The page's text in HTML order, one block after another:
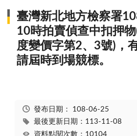
臺灣新北地方檢察署
10時拍賣偵查中扣押
度變價字第2、3號)，
請屆時到場競標。
發布日期： 108-06-25
最後更新日期：113-11-08
資料點閱次數：10104